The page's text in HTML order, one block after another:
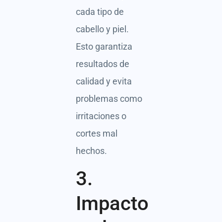
cada tipo de
cabello y piel.
Esto garantiza
resultados de
calidad y evita
problemas como
irritaciones o
cortes mal
hechos.
3.
Impacto